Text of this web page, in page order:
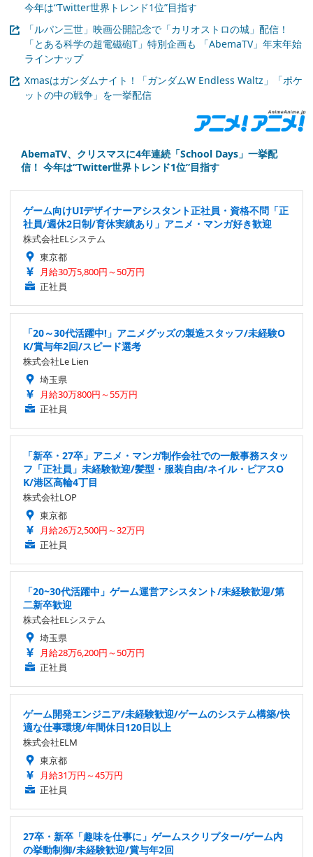
今年は“Twitter世界トレンド1位”目指す
「ルパン三世」映画公開記念で「カリオストロの城」配信！
「とある科学の超電磁砲T」特別企画も 「AbemaTV」年末年始
ラインナップ
Xmasはガンダムナイト！「ガンダムW Endless Waltz」「ポケ
ットの中の戦争」を一挙配信
AbemaTV、クリスマスに4年連続「School Days」一挙配
信！ 今年は“Twitter世界トレンド1位”目指す
ゲーム向けUIデザイナーアシスタント正社員・資格不問「正
社員/週休2日制/育休実績あり」アニメ・マンガ好き歓迎
株式会社ELシステム
東京都
月給30万5,800円～50万円
正社員
「20～30代活躍中!」アニメグッズの製造スタッフ/未経験O
K/賞与年2回/スピード選考
株式会社Le Lien
埼玉県
月給30万800円～55万円
正社員
「新卒・27卒」アニメ・マンガ制作会社での一般事務スタッ
フ「正社員」未経験歓迎/髪型・服装自由/ネイル・ピアスO
K/港区高輪4丁目
株式会社LOP
東京都
月給26万2,500円～32万円
正社員
「20~30代活躍中」ゲーム運営アシスタント/未経験歓迎/第
二新卒歓迎
株式会社ELシステム
埼玉県
月給28万6,200円～50万円
正社員
ゲーム開発エンジニア/未経験歓迎/ゲームのシステム構築/快
適な仕事環境/年間休日120日以上
株式会社ELM
東京都
月給31万円～45万円
正社員
27卒・新卒「趣味を仕事に」ゲームスクリプター/ゲーム内
の挙動制御/未経験歓迎/賞与年2回